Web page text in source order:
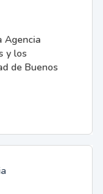
Agencia
y los
de Buenos